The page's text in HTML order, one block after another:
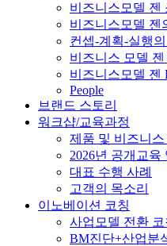
비즈니스모델 젠
비즈니스모델 젠
컨셉-계획-실행의
비즈니스 모델 젠
비즈니스모델 젠
People
브랜드 스토리
워크샵/교육과정
제품 및 비즈니
2026년 공개교육
대표 수행 사례
고객의 목소리
이노베이션 코칭
사업모델 전환
BM진단+산업분